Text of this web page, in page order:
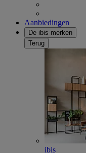
Aanbiedingen
De ibis merken
Terug
ibis